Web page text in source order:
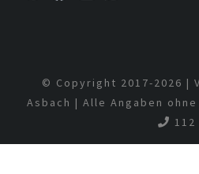
© Copyright 2017-2026 |
Asbach | Alle Angaben
112